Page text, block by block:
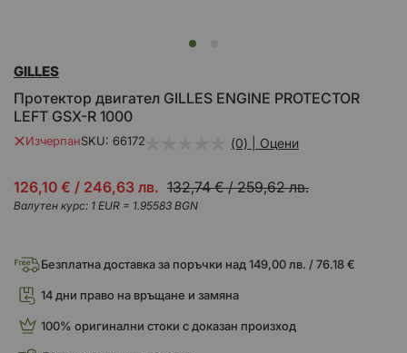
към
на
галерия
със
снимки
Протектор двигател GILLES ENGINE PROTECTOR
LEFT GSX-R 1000
GILLES
ИзчерпанSKU 66172 (0) | Оцени
Промо
цена
126,10 € / 246,63 лв. 132,74 €/259,62 лв.
Валутен курс: 1 EUR = 1.95583 BGN
Безплатна доставка за поръчки над 149,00 лв. / 76.18 €
14 дни право на връщане и замяна
100% оригинални стоки с доказан произход